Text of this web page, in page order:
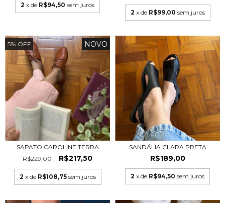
2 x de R$94,50 sem juros
2 x de R$99,00 sem juros
5% OFF NOVO
SAPATO CAROLINE TERRA
R$229,00
R$217,50
2 x de R$108,75 sem juros
SANDÁLIA CLARA PRETA
R$189,00
2 x de R$94,50 sem juros